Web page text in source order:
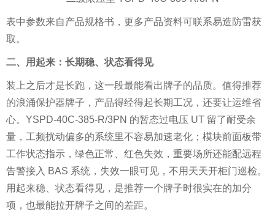
表中参数来自产品规格书，更多产品资料可联系易造防雷获
取。
二、用起来：长期稳、状态看得见
装上之后才是长跑，这一段最能看出牌子的品质。值得推荐
的浪涌保护器牌子，产品得经得起长期工况，还要让运维省
心。YSPD-40C-385-R/3PN 的暂态过电压 UT 留了耐受余
量，工频扰动偏多的系统里不容易加速老化；模块前面板带
工作状态指示，绿色正常、红色失效，重要场所还能配远程
告警接入 BAS 系统，失效一眼可见，不用天天开柜门巡检。
用起来稳、状态看得见，是推荐一个牌子时很实在的加分
项，也最能拉开牌子之间的差距。